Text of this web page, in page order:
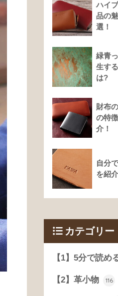
ハイ
品の
選！
緑青
生す
は?
財布
の特
介！
自分
を紹
カテゴリー
【1】5分で読め
【2】革小物 116